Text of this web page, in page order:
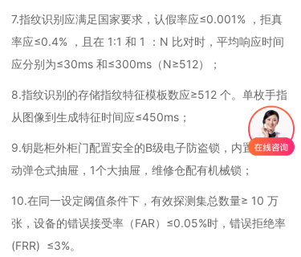
7.指纹识别应满足国家要求，认假率应≤0.001% ，拒真
率应≤0.4% ，且在 1:1 和 1 ：N 比对时，平均响应时间
应分别为≤30ms 和≤300ms（N≥512）；
8.指纹识别的存储指纹特征模板数应≥512 个。单枚手指
从图像到生成特征时间应≤450ms；
9.钥匙柜外柜门配置安全的B级电子防盗锁，内置24个自
动弹仓式抽屉，1个大抽屉，维修仓配有机械锁；
10.在同一设定阈值条件下，有效探测集总数量≥ 10 万
张，设备的错误接受率（FAR）≤0.05%时，错误拒绝率
(FRR) ≤3%。